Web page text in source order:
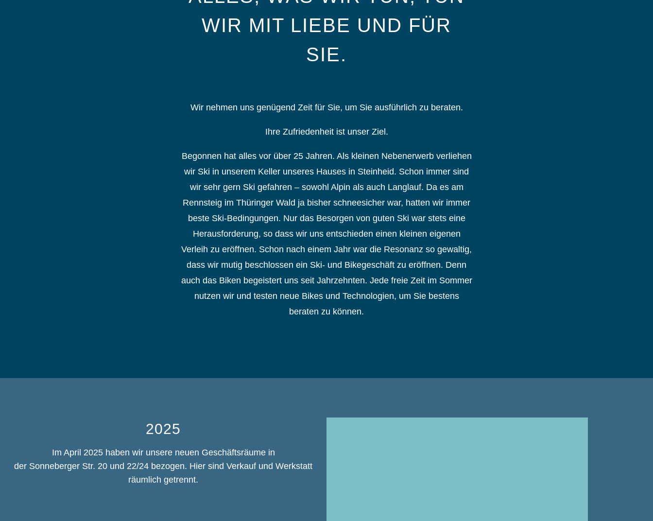
WIR MIT LIEBE UND FÜR
SIE.
Wir nehmen uns genügend Zeit für Sie, um Sie ausführlich zu beraten.
Ihre Zufriedenheit ist unser Ziel.
Begonnen hat alles vor über 25 Jahren. Als kleinen Nebenerwerb verliehen
wir Ski in unserem Keller unseres Hauses in Steinheid. Schon immer sind
wir sehr gern Ski gefahren – sowohl Alpin als auch Langlauf. Da es am
Rennsteig im Thüringer Wald ja bisher schneesicher war, hatten wir immer
beste Ski-Bedingungen. Nur das Besorgen von guten Ski war stets eine
Herausforderung, so dass wir uns entschieden einen kleinen eigenen
Verleih zu eröffnen. Schon nach einem Jahr war die Resonanz so gewaltig,
dass wir mutig beschlossen ein Ski- und Bikegeschäft zu eröffnen. Denn
auch das Biken begeistert uns seit Jahrzehnten. Jede freie Zeit im Sommer
nutzen wir und testen neue Bikes und Technologien, um Sie bestens
beraten zu können.
2025
Im April 2025 haben wir unsere neuen Geschäftsräume in
der Sonneberger Str. 20 und 22/24 bezogen. Hier sind Verkauf und Werkstatt
räumlich getrennt.